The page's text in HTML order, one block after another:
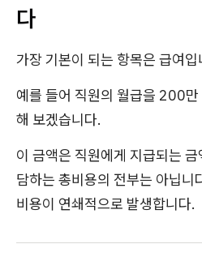
다
가장 기본이 되는 항목은 급여입
예를 들어 직원의 월급을 200
해 보겠습니다.
이 금액은 직원에게 지급되는
담하는 총비용의 전부는 아닙니
비용이 연쇄적으로 발생합니다.